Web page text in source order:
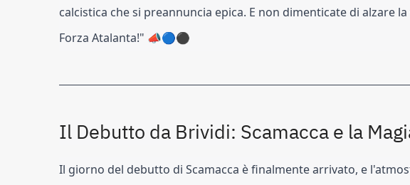
calcistica che si preannuncia epica. E non dimenticate di alzare
Forza Atalanta!" 📣🔵⚫
Il Debutto da Brividi: Scamacca e la
Il giorno del debutto di Scamacca è finalmente arrivato, e